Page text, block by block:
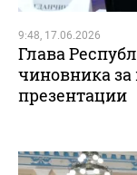
9:48, 17.06.2026
Глава
чиновника
презентации